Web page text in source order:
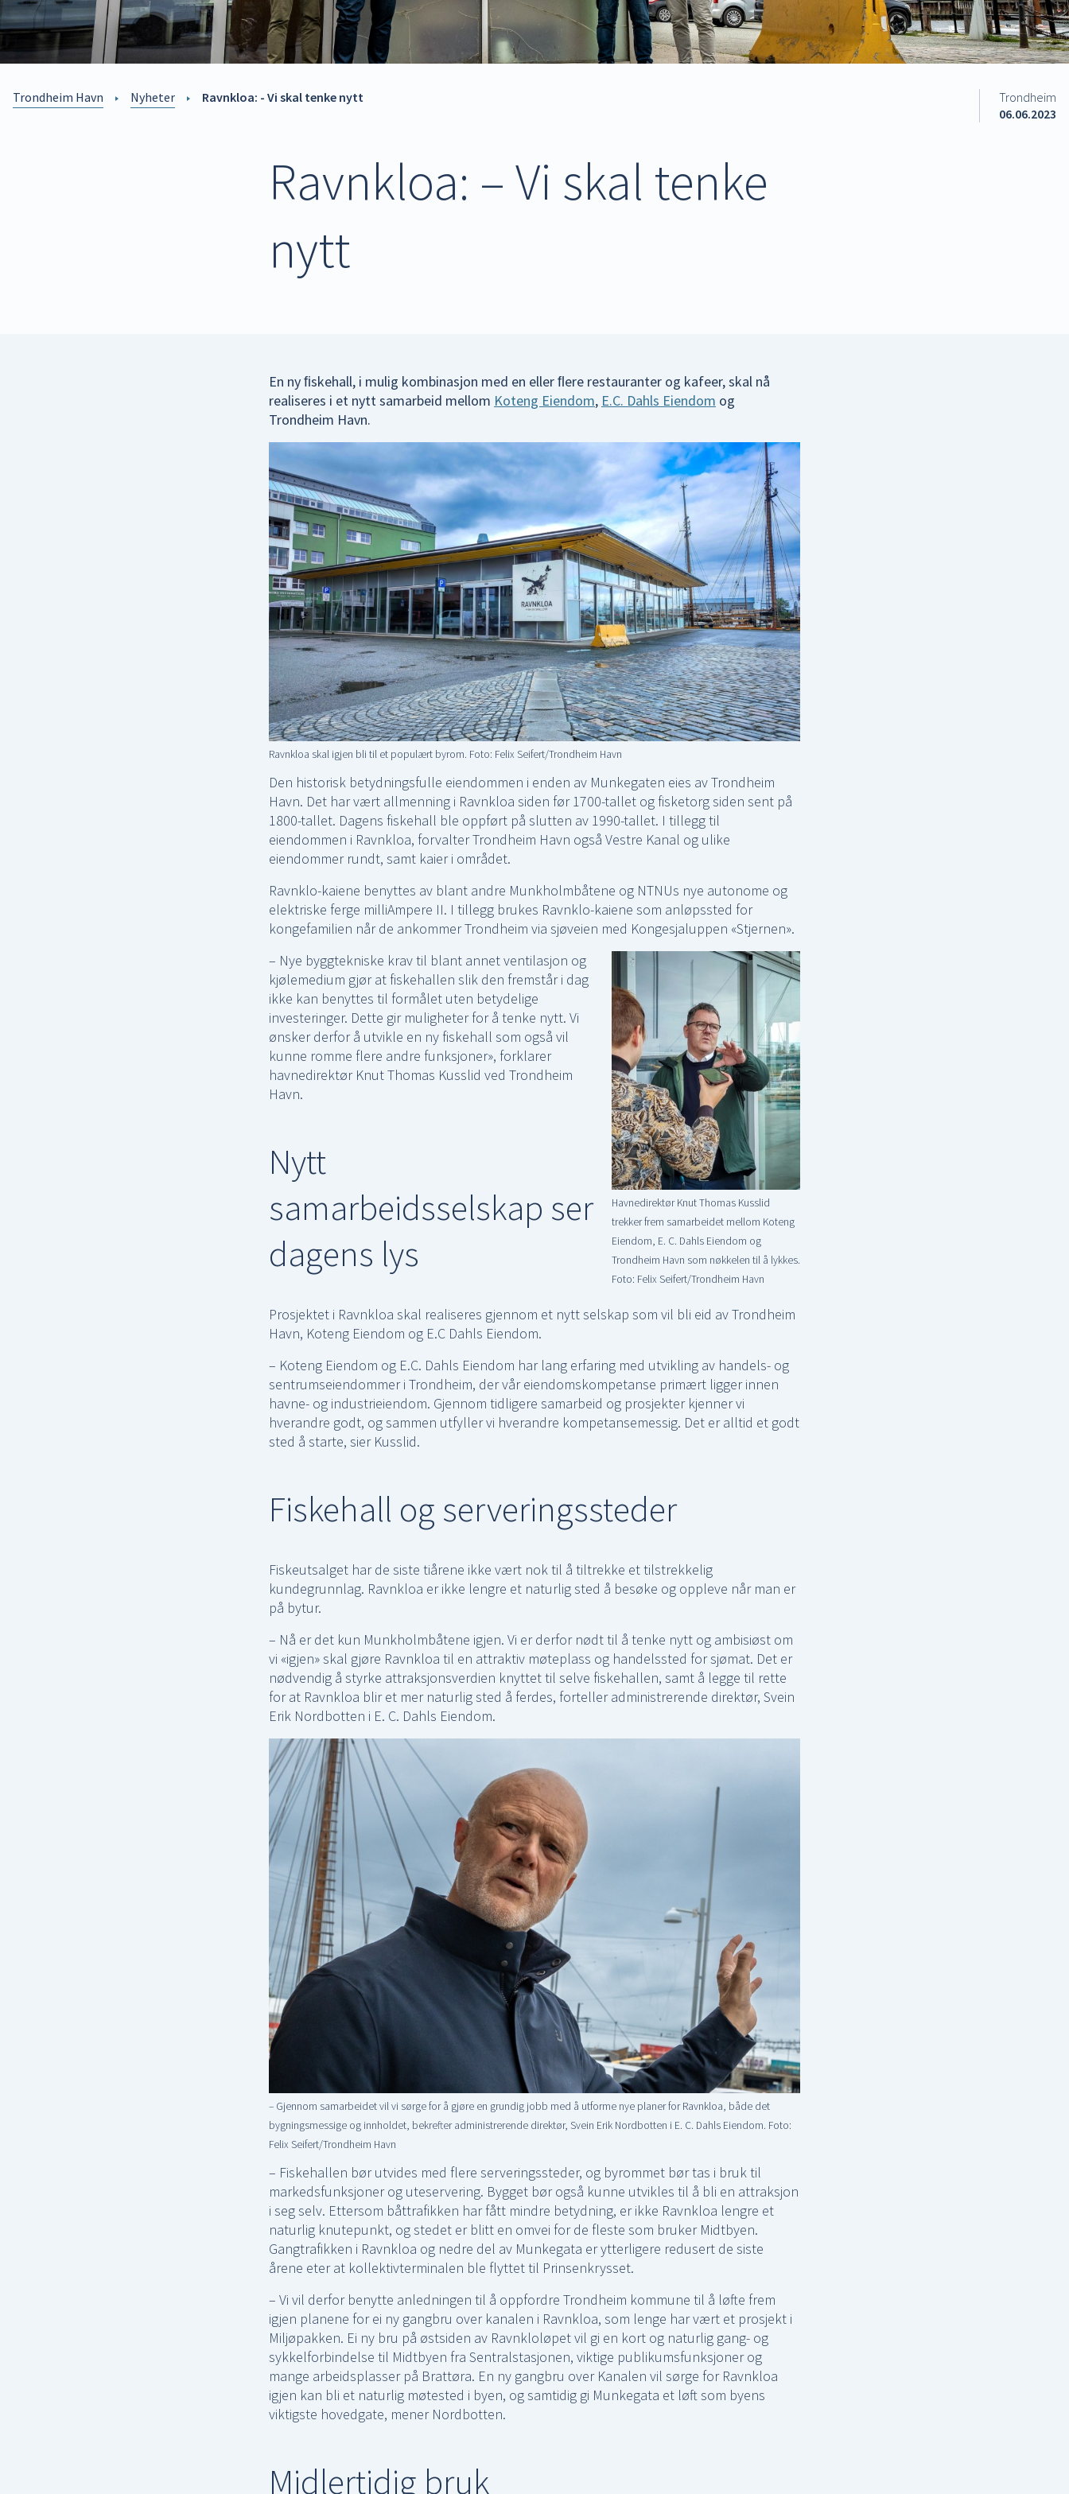
Trondheim Havn Nyheter Ravnkloa: - Vi skal tenke nytt
Trondheim
06.06.2023
Ravnkloa: – Vi skal tenke
nytt
En ny ﬁskehall, i mulig kombinasjon med en eller ﬂere restauranter og kafeer, skal nå
realiseres i et nytt samarbeid mellom Koteng Eiendom, E.C. Dahls Eiendom og
Trondheim Havn.
Ravnkloa skal igjen bli til et populært byrom. Foto: Felix Seifert/Trondheim Havn
Den historisk betydningsfulle eiendommen i enden av Munkegaten eies av Trondheim
Havn. Det har vært allmenning i Ravnkloa siden før 1700-tallet og fisketorg siden sent på
1800-tallet. Dagens fiskehall ble oppført på slutten av 1990-tallet. I tillegg til
eiendommen i Ravnkloa, forvalter Trondheim Havn også Vestre Kanal og ulike
eiendommer rundt, samt kaier i området.
Ravnklo-kaiene benyttes av blant andre Munkholmbåtene og NTNUs nye autonome og
elektriske ferge milliAmpere II. I tillegg brukes Ravnklo-kaiene som anløpssted for
kongefamilien når de ankommer Trondheim via sjøveien med Kongesjaluppen «Stjernen».
Havnedirektør Knut Thomas Kusslid
trekker frem samarbeidet mellom Koteng
Eiendom, E. C. Dahls Eiendom og
Trondheim Havn som nøkkelen til å lykkes.
Foto: Felix Seifert/Trondheim Havn
– Nye byggtekniske krav til blant annet ventilasjon og
kjølemedium gjør at fiskehallen slik den fremstår i dag
ikke kan benyttes til formålet uten betydelige
investeringer. Dette gir muligheter for å tenke nytt. Vi
ønsker derfor å utvikle en ny fiskehall som også vil
kunne romme flere andre funksjoner», forklarer
havnedirektør Knut Thomas Kusslid ved Trondheim
Havn.
Nytt
samarbeidsselskap ser
dagens lys
Prosjektet i Ravnkloa skal realiseres gjennom et nytt selskap som vil bli eid av Trondheim
Havn, Koteng Eiendom og E.C Dahls Eiendom.
– Koteng Eiendom og E.C. Dahls Eiendom har lang erfaring med utvikling av handels- og
sentrumseiendommer i Trondheim, der vår eiendomskompetanse primært ligger innen
havne- og industrieiendom. Gjennom tidligere samarbeid og prosjekter kjenner vi
hverandre godt, og sammen utfyller vi hverandre kompetansemessig. Det er alltid et godt
sted å starte, sier Kusslid.
Fiskehall og serveringssteder
Fiskeutsalget har de siste tiårene ikke vært nok til å tiltrekke et tilstrekkelig
kundegrunnlag. Ravnkloa er ikke lengre et naturlig sted å besøke og oppleve når man er
på bytur.
– Nå er det kun Munkholmbåtene igjen. Vi er derfor nødt til å tenke nytt og ambisiøst om
vi «igjen» skal gjøre Ravnkloa til en attraktiv møteplass og handelssted for sjømat. Det er
nødvendig å styrke attraksjonsverdien knyttet til selve fiskehallen, samt å legge til rette
for at Ravnkloa blir et mer naturlig sted å ferdes, forteller administrerende direktør, Svein
Erik Nordbotten i E. C. Dahls Eiendom.
– Gjennom samarbeidet vil vi sørge for å gjøre en grundig jobb med å utforme nye planer for Ravnkloa, både det
bygningsmessige og innholdet, bekrefter administrerende direktør, Svein Erik Nordbotten i E. C. Dahls Eiendom. Foto:
Felix Seifert/Trondheim Havn
– Fiskehallen bør utvides med flere serveringssteder, og byrommet bør tas i bruk til
markedsfunksjoner og uteservering. Bygget bør også kunne utvikles til å bli en attraksjon
i seg selv. Ettersom båttrafikken har fått mindre betydning, er ikke Ravnkloa lengre et
naturlig knutepunkt, og stedet er blitt en omvei for de fleste som bruker Midtbyen.
Gangtrafikken i Ravnkloa og nedre del av Munkegata er ytterligere redusert de siste
årene eter at kollektivterminalen ble flyttet til Prinsenkrysset.
– Vi vil derfor benytte anledningen til å oppfordre Trondheim kommune til å løfte frem
igjen planene for ei ny gangbru over kanalen i Ravnkloa, som lenge har vært et prosjekt i
Miljøpakken. Ei ny bru på østsiden av Ravnkloløpet vil gi en kort og naturlig gang- og
sykkelforbindelse til Midtbyen fra Sentralstasjonen, viktige publikumsfunksjoner og
mange arbeidsplasser på Brattøra. En ny gangbru over Kanalen vil sørge for Ravnkloa
igjen kan bli et naturlig møtested i byen, og samtidig gi Munkegata et løft som byens
viktigste hovedgate, mener Nordbotten.
Midlertidig bruk